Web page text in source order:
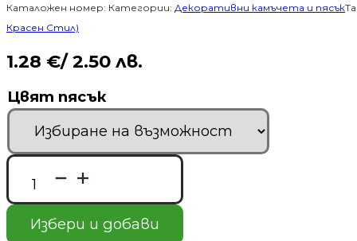
Каталожен номер: Категории: Декоративни камъчета и пясък
Красен Стил)
1.28 €/ 2.50 лв.
Цвят пясък
количество
за
Декоративен
пясък-0,5мм-0,100кг
Избери и добави